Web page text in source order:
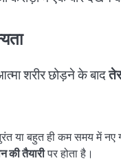
शरीर छोड़ने के बाद
या बहुत ही कम समय में नए
की तैयारीपर होता है।